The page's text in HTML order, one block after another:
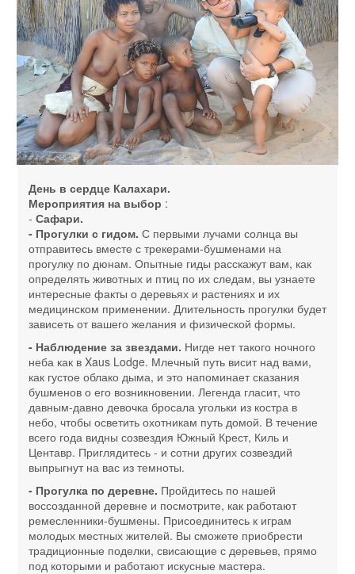
День в сердце Калахари.
Мероприятия на выбор :
- Сафари.
- Прогулки с гидом. С первыми лучами солнца вы
отправитесь вместе с трекерами-бушменами на
прогулку по дюнам. Опытные гиды расскажут вам, как
определять животных и птиц по их следам, вы узнаете
интересные факты о деревьях и растениях и их
медицинском применении. Длительность прогулки будет
зависеть от вашего желания и физической формы.
- Наблюдение за звездами. Нигде нет такого ночного
неба как в Xaus Lodge. Млечный путь висит над вами,
как густое облако дыма, и это напоминает сказания
бушменов о его возникновении. Легенда гласит, что
давным-давно девочка бросала угольки из костра в
небо, чтобы осветить охотникам путь домой. В течение
всего года видны созвездия Южный Крест, Киль и
Центавр. Приглядитесь - и сотни других созвездий
выпрыгнут на вас из темноты.
- Прогулка по деревне. Пройдитесь по нашей
воссозданной деревне и посмотрите, как работают
ремесленники-бушмены. Присоединитесь к играм
молодых местных жителей. Вы сможете приобрести
традиционные поделки, свисающие с деревьев, прямо
под которыми и работают искусные мастера.